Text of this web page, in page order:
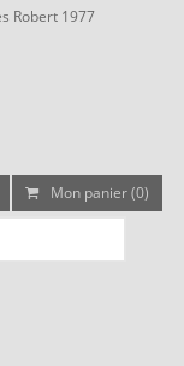
Robert 1977
Mon panier (0)